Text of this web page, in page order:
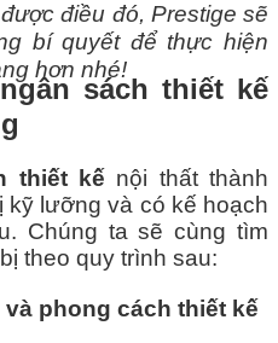
điều đó, Prestige sẽ
bí quyết để thực hiện
hơn nhé!
sách thiết kế
thiết kế nội thất thành
kỹ lưỡng và có kế hoạch
Chúng ta sẽ cùng tìm
theo quy trình sau:
phong cách thiết kế